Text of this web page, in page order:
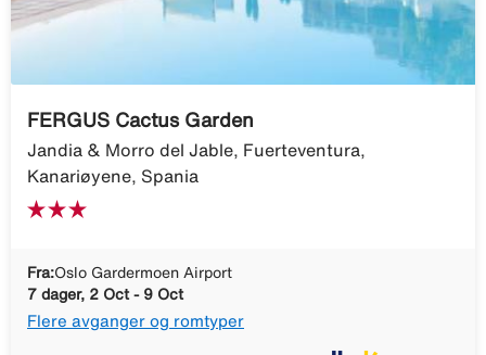
FERGUS Cactus Garden
Jandia & Morro del Jable, Fuerteventura,
Kanariøyene, Spania
Fra:Oslo Gardermoen Airport
7 dager, 2 Oct - 9 Oct
Flere avganger og romtyper